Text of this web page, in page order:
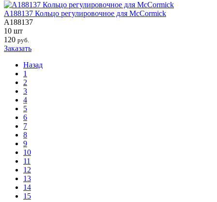
A188137 Кольцо регулировочное для McCormick
A188137
10 шт
120 руб.
Заказать
Назад
1
2
3
4
5
6
7
8
9
10
11
12
13
14
15